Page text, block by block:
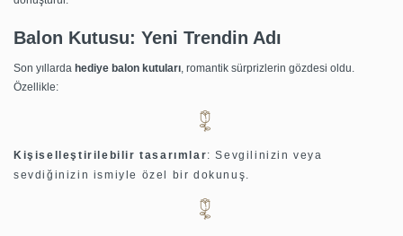
Balon Kutusu: Yeni Trendin Adı
Son yıllarda hediye balon kutuları, romantik sürprizlerin gözdesi oldu.
Özellikle:
Kişiselleştirilebilir tasarımlar: Sevgilinizin veya
sevdiğinizin ismiyle özel bir dokunuş.